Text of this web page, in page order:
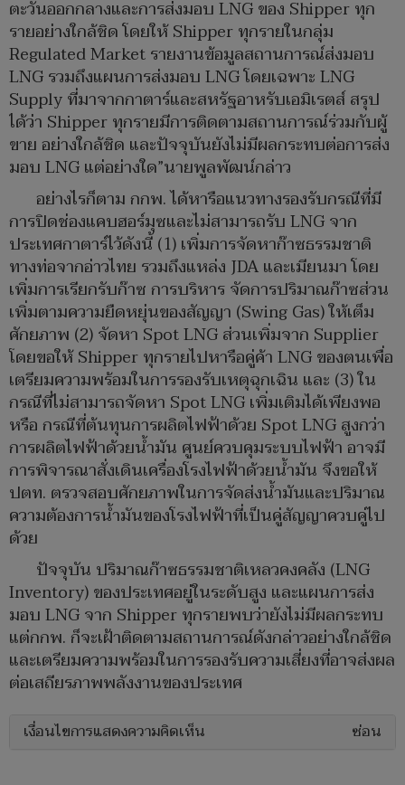
ตะวันออกกลางและการส่งมอบ LNG ของ Shipper ทุก
รายอย่างใกล้ชิด โดยให้ Shipper ทุกรายในกลุ่ม
Regulated Market รายงานข้อมูลสถานการณ์ส่งมอบ
LNG รวมถึงแผนการส่งมอบ LNG โดยเฉพาะ LNG
Supply ที่มาจากกาตาร์และสหรัฐอาหรับเอมิเรตส์ สรุป
ได้ว่า Shipper ทุกรายมีการติดตามสถานการณ์ร่วมกับผู้
ขาย อย่างใกล้ชิด และปัจจุบันยังไม่มีผลกระทบต่อการส่ง
มอบ LNG แต่อย่างใด”นายพูลพัฒน์กล่าว
อย่างไรก็ตาม กกพ. ได้หารือแนวทางรองรับกรณีที่มี
การปิดช่องแคบฮอร์มุซและไม่สามารถรับ LNG จาก
ประเทศกาตาร์ไว้ดังนี้ (1) เพิ่มการจัดหาก๊าซธรรมชาติ
ทางท่อจากอ่าวไทย รวมถึงแหล่ง JDA และเมียนมา โดย
เพิ่มการเรียกรับก๊าซ การบริหาร จัดการปริมาณก๊าซส่วน
เพิ่มตามความยืดหยุ่นของสัญญา (Swing Gas) ให้เต็ม
ศักยภาพ (2) จัดหา Spot LNG ส่วนเพิ่มจาก Supplier
โดยขอให้ Shipper ทุกรายไปหารือคู่ค้า LNG ของตนเพื่อ
เตรียมความพร้อมในการรองรับเหตุฉุกเฉิน และ (3) ใน
กรณีที่ไม่สามารถจัดหา Spot LNG เพิ่มเติมได้เพียงพอ
หรือ กรณีที่ต้นทุนการผลิตไฟฟ้าด้วย Spot LNG สูงกว่า
การผลิตไฟฟ้าด้วยน้ำมัน ศูนย์ควบคุมระบบไฟฟ้า อาจมี
การพิจารณาสั่งเดินเครื่องโรงไฟฟ้าด้วยน้ำมัน จึงขอให้
ปตท. ตรวจสอบศักยภาพในการจัดส่งน้ำมันและปริมาณ
ความต้องการน้ำมันของโรงไฟฟ้าที่เป็นคู่สัญญาควบคู่ไป
ด้วย
ปัจจุบัน ปริมาณก๊าซธรรมชาติเหลวคงคลัง (LNG
Inventory) ของประเทศอยู่ในระดับสูง และแผนการส่ง
มอบ LNG จาก Shipper ทุกรายพบว่ายังไม่มีผลกระทบ
แต่กกพ. ก็จะเฝ้าติดตามสถานการณ์ดังกล่าวอย่างใกล้ชิด
และเตรียมความพร้อมในการรองรับความเสี่ยงที่อาจส่งผล
ต่อเสถียรภาพพลังงานของประเทศ
เงื่อนไขการแสดงความคิดเห็น ซ่อน